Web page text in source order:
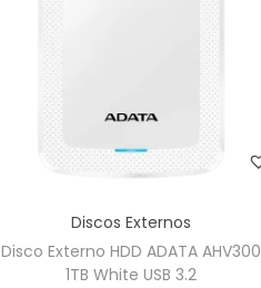
Discos Externos
Disco Externo HDD ADATA AHV300
1TB White USB 3.2